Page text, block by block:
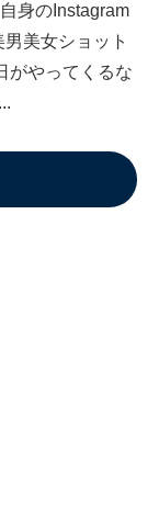
身のInstagram
美女ショット
がやってくるな